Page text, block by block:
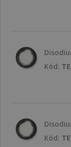
Kód:
Kód: